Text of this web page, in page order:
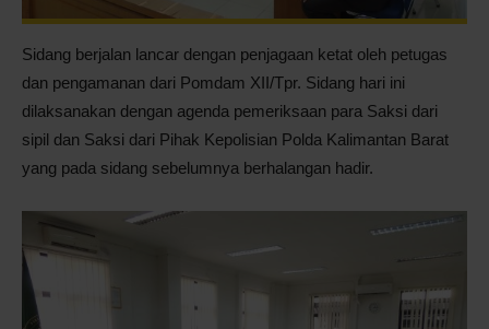
Sidang berjalan lancar dengan penjagaan ketat oleh petugas
dan pengamanan dari Pomdam XII/Tpr. Sidang hari ini
dilaksanakan dengan agenda pemeriksaan para Saksi dari
sipil dan Saksi dari Pihak Kepolisian Polda Kalimantan Barat
yang pada sidang sebelumnya berhalangan hadir.